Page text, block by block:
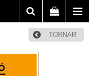
TORNAR